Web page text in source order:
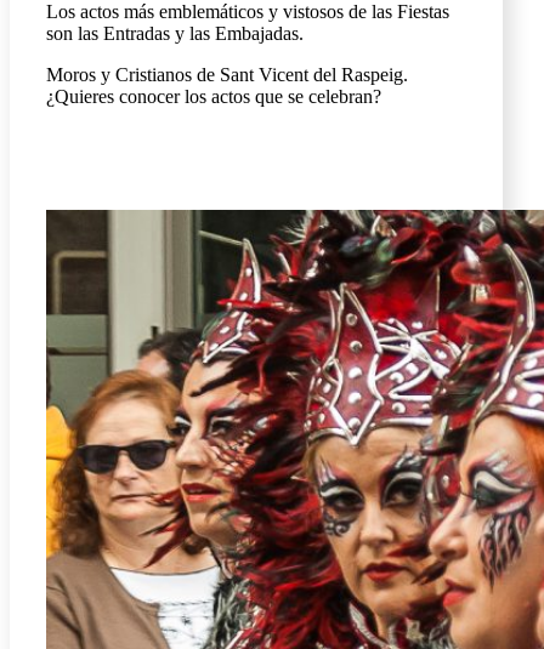
Los actos más emblemáticos y vistosos de las Fiestas
son las Entradas y las Embajadas.
Moros y Cristianos de Sant Vicent del Raspeig.
¿Quieres conocer los actos que se celebran?